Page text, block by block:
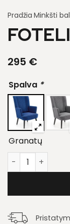
Pradžia Minkšti
295 €
Spalva *
Granatų
produkto kiekis: